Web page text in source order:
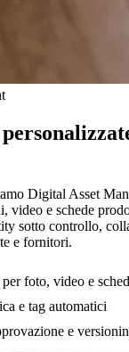
Digital Asset
video e schede
sotto controllo,
e fornitori.
foto, video e
e tag automatici
e